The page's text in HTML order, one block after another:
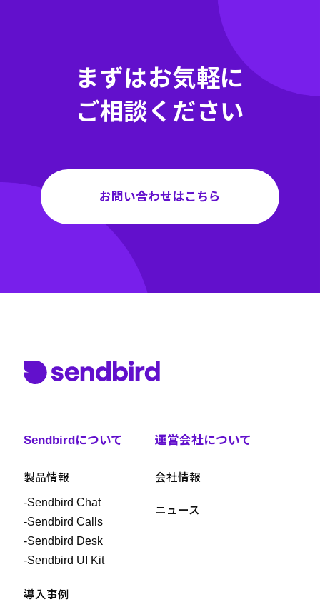
まずはお気軽に
ご相談ください
お問い合わせはこちら
Sendbirdについて
製品情報
-Sendbird Chat
-Sendbird Calls
-Sendbird Desk
-Sendbird UI Kit
導入事例
運営会社について
会社情報
ニュース